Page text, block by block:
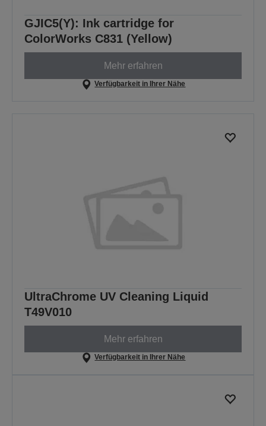
GJIC5(Y): Ink cartridge for
ColorWorks C831 (Yellow)
Mehr erfahren
Verfügbarkeit in Ihrer Nähe
UltraChrome UV Cleaning Liquid
T49V010
Mehr erfahren
Verfügbarkeit in Ihrer Nähe